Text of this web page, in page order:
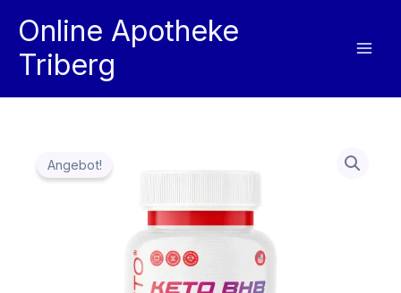
Inhalt
springen
Online Apotheke
Triberg
Angebot!